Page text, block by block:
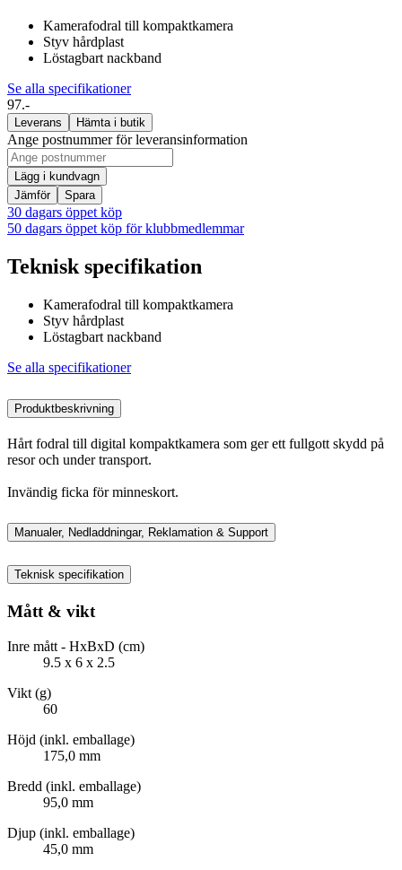
Kamerafodral till kompaktkamera
Styv hårdplast
Löstagbart nackband
Se alla specifikationer
97.-
Leverans Hämta i butik
Ange postnummer för leveransinformation
Lägg i kundvagn
Jämför
Spara
30 dagars öppet köp
50 dagars öppet köp för klubbmedlemmar
Teknisk specifikation
Kamerafodral till kompaktkamera
Styv hårdplast
Löstagbart nackband
Se alla specifikationer
Produktbeskrivning
Hårt fodral till digital kompaktkamera som ger ett fullgott skydd på
resor och under transport.
Invändig ficka för minneskort.
Manualer, Nedladdningar, Reklamation & Support
Teknisk specifikation
Mått & vikt
Inre mått - HxBxD (cm)
9.5 x 6 x 2.5
Vikt (g)
60
Höjd (inkl. emballage)
175,0 mm
Bredd (inkl. emballage)
95,0 mm
Djup (inkl. emballage)
45,0 mm